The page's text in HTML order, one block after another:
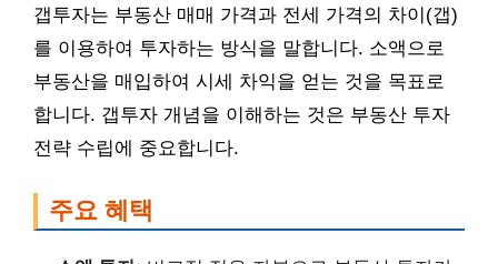
갭투자는 부동산 매매 가격과 전세 가격의 차이(갭)
를 이용하여 투자하는 방식을 말합니다. 소액으로
부동산을 매입하여 시세 차익을 얻는 것을 목표로
합니다. 갭투자 개념을 이해하는 것은 부동산 투자
전략 수립에 중요합니다.
주요 혜택